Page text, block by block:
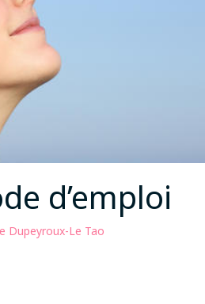
d’emploi
Dupeyroux-Le Tao